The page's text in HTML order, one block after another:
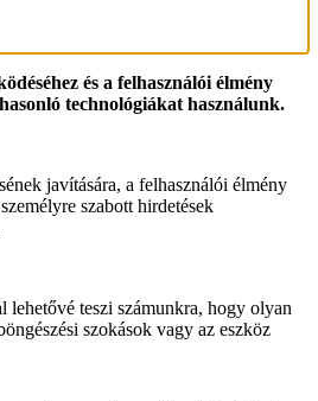
és a felhasználói élmény
technológiákat használunk.
javítására, a felhasználói élmény
szabott hirdetések
lehetővé teszi számunkra, hogy olyan
szokások vagy az eszköz